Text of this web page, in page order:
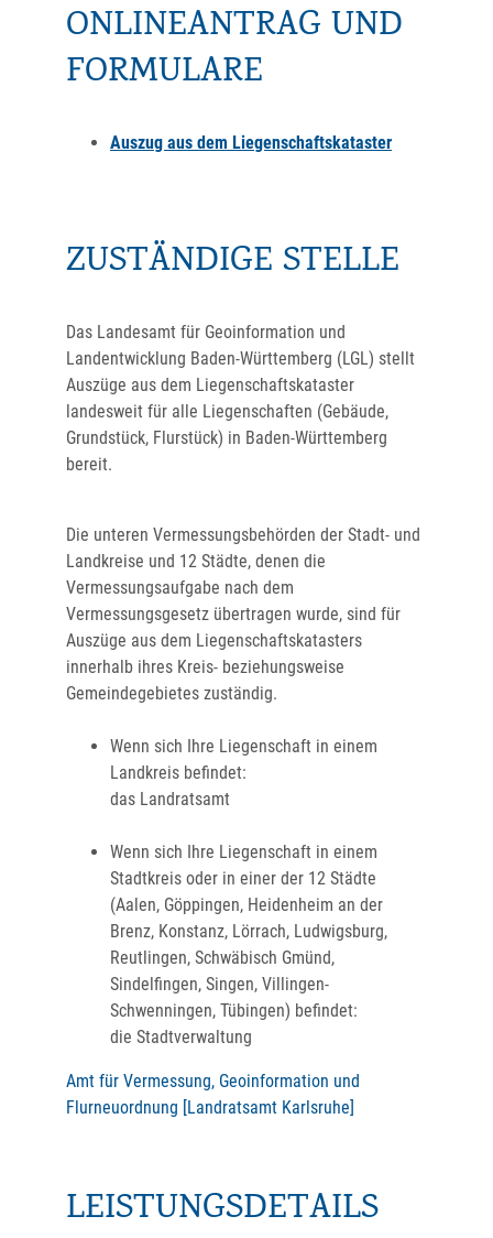
ONLINEANTRAG UND
FORMULARE
Auszug aus dem Liegenschaftskataster
ZUSTÄNDIGE STELLE
Das Landesamt für Geoinformation und
Landentwicklung Baden-Württemberg (LGL) stellt
Auszüge aus dem Liegenschaftskataster
landesweit für alle Liegenschaften (Gebäude,
Grundstück, Flurstück) in Baden-Württemberg
bereit.
Die unteren Vermessungsbehörden der Stadt- und
Landkreise und 12 Städte, denen die
Vermessungsaufgabe nach dem
Vermessungsgesetz übertragen wurde, sind für
Auszüge aus dem Liegenschaftskatasters
innerhalb ihres Kreis- beziehungsweise
Gemeindegebietes zuständig.
Wenn sich Ihre Liegenschaft in einem
Landkreis befindet:
das Landratsamt
Wenn sich Ihre Liegenschaft in einem
Stadtkreis oder in einer der 12 Städte
(Aalen, Göppingen, Heidenheim an der
Brenz, Konstanz, Lörrach, Ludwigsburg,
Reutlingen, Schwäbisch Gmünd,
Sindelfingen, Singen, Villingen-
Schwenningen, Tübingen) befindet:
die Stadtverwaltung
Amt für Vermessung, Geoinformation und
Flurneuordnung [Landratsamt Karlsruhe]
LEISTUNGSDETAILS